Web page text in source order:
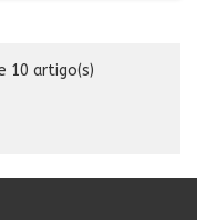
10 artigo(s)